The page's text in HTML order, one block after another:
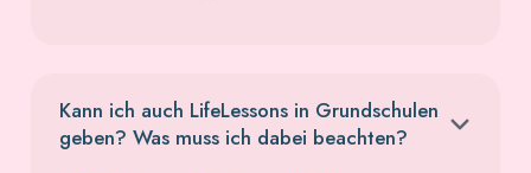
Kann ich auch LifeLessons in Grundschulen
geben? Was muss ich dabei beachten?